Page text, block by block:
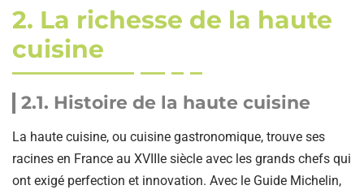
2. La richesse de la haute
cuisine
2.1. Histoire de la haute cuisine
La haute cuisine, ou cuisine gastronomique, trouve ses
racines en France au XVIIIe siècle avec les grands chefs qui
ont exigé perfection et innovation. Avec le Guide Michelin,